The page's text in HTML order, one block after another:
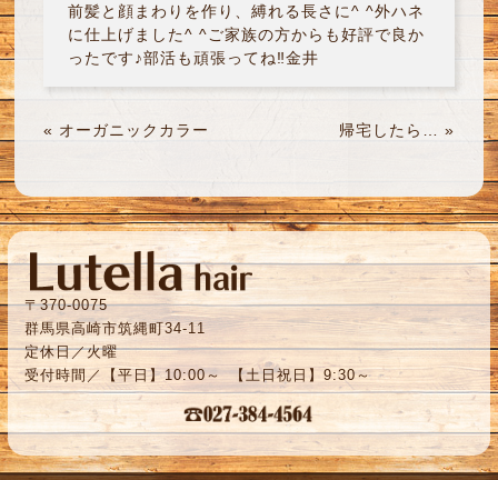
前髪と顔まわりを作り、縛れる長さに^ ^外ハネ
に仕上げました^ ^ご家族の方からも好評で良か
ったです♪部活も頑張ってね‼︎金井
« オーガニックカラー 帰宅したら… »
〒370-0075
群馬県高崎市筑縄町34-11
定休日／火曜
受付時間／【平日】10:00～ 【土日祝日】9:30～